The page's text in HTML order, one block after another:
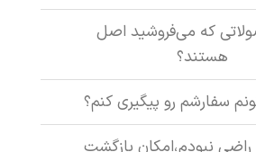
که می‌فروشید اصل
هستند؟
سفارشم رو پیگیری کنم؟
راضی نبودم،امکان بازگشت